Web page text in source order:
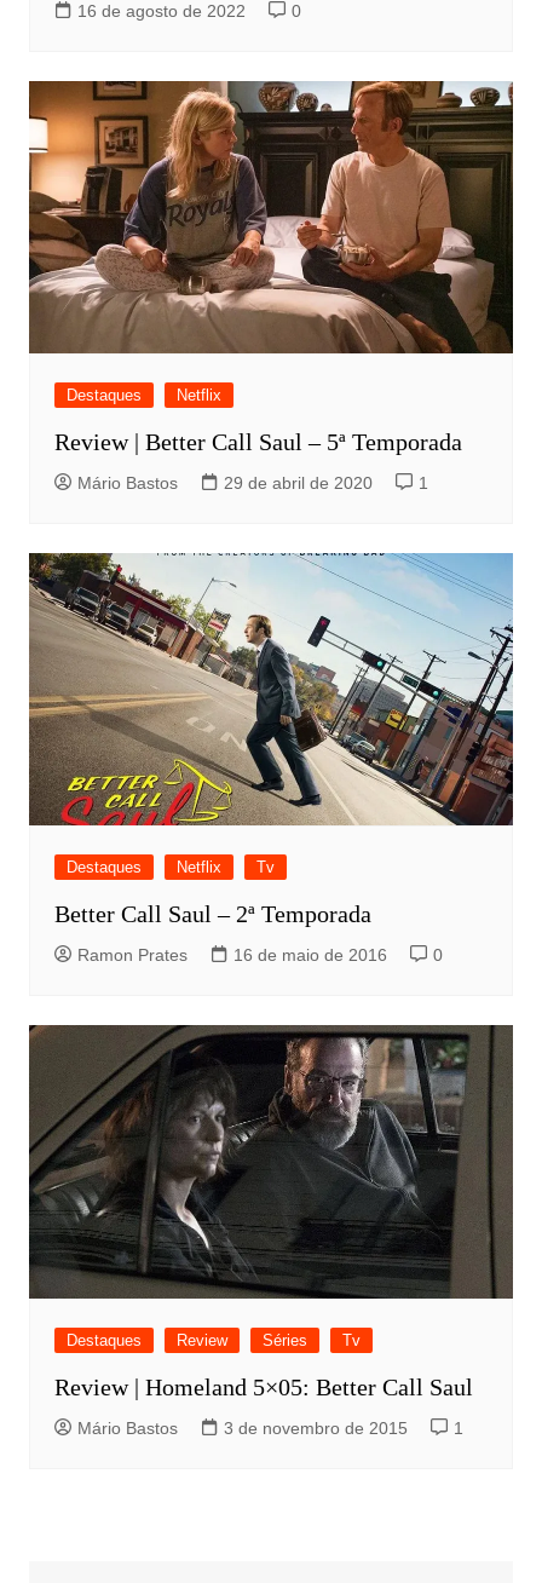
16 de agosto de 2022
0
Destaques Netflix
Review | Better Call Saul – 5ª Temporada
Mário Bastos 29 de abril de 2020 1
Destaques Netflix Tv
Better Call Saul – 2ª Temporada
Ramon Prates 16 de maio de 2016 0
Destaques Review Séries Tv
Review | Homeland 5×05: Better Call Saul
Mário Bastos 3 de novembro de 2015 1